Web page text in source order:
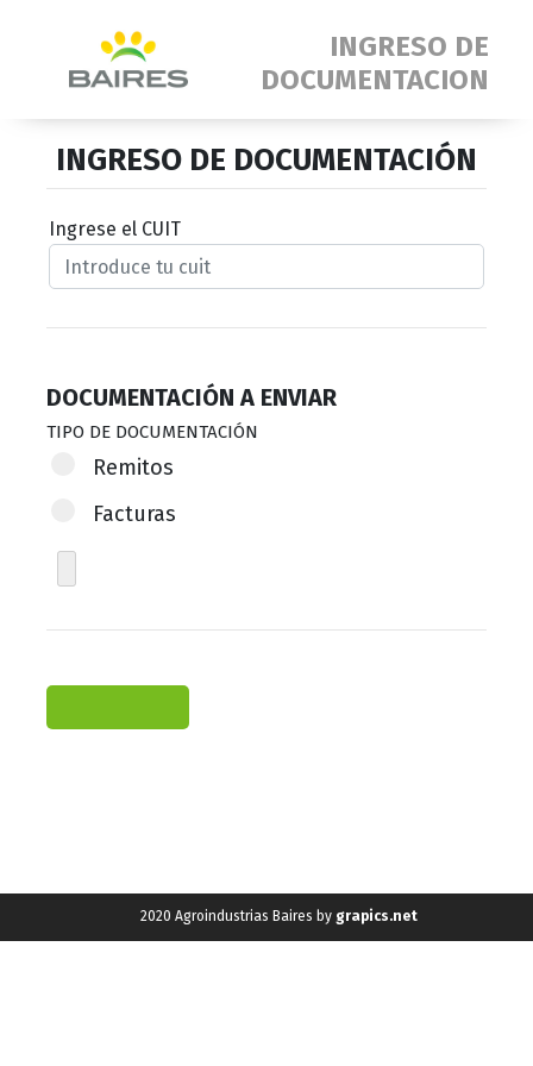
INGRESO DE
DOCUMENTACION
INGRESO DE DOCUMENTACIÓN
Ingrese el CUIT
DOCUMENTACIÓN A ENVIAR
TIPO DE DOCUMENTACIÓN
Remitos
Facturas
2020 Agroindustrias Baires by grapics.net